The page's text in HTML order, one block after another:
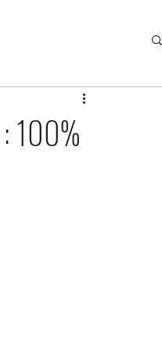
confiance en soi
100%